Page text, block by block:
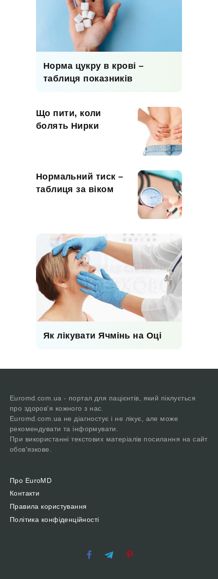
Норма цукру в крові –
таблиця показників
Що пити, коли
болять Нирки
Нормальний тиск –
таблиця за віком
Як лікувати Ячмінь на Оці
Euromd.com.ua - портал для пацієнтів, який піклується
про здоров'я кожного з нас.
Euromd.com.ua не діагностує і не лікує, але може
рекомендувати та інформувати.
При використанні текстових матеріалів посилання на сайт
обов'язкове.
Про EuroMD
Контакти
Правила користування
Політика конфіденційності